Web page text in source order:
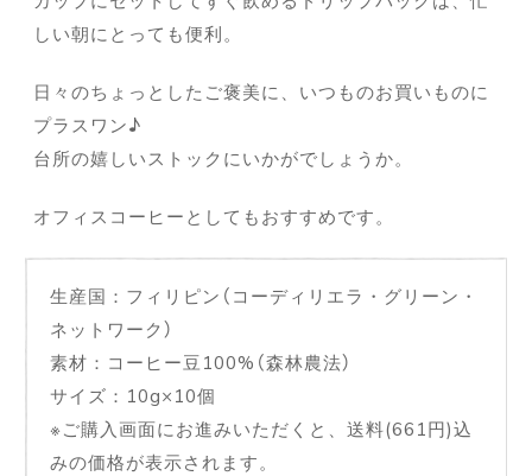
しい朝にとっても便利。
日々のちょっとしたご褒美に、いつものお買いものに
プラスワン♪
台所の嬉しいストックにいかがでしょうか。
オフィスコーヒーとしてもおすすめです。
生産国：フィリピン（コーディリエラ・グリーン・
ネットワーク）
素材：コーヒー豆100%（森林農法）
サイズ：10g×10個
※ご購入画面にお進みいただくと、送料(661円)込
みの価格が表示されます。